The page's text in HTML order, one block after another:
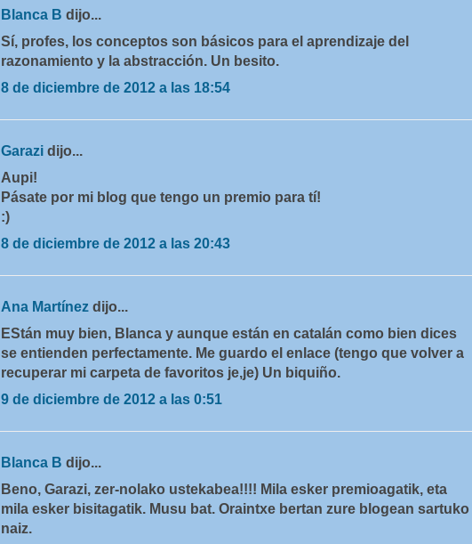
Blanca B dijo...
Sí, profes, los conceptos son básicos para el aprendizaje del
razonamiento y la abstracción. Un besito.
8 de diciembre de 2012 a las 18:54
Garazi dijo...
Aupi!
Pásate por mi blog que tengo un premio para tí!
:)
8 de diciembre de 2012 a las 20:43
Ana Martínez dijo...
EStán muy bien, Blanca y aunque están en catalán como bien dices
se entienden perfectamente. Me guardo el enlace (tengo que volver a
recuperar mi carpeta de favoritos je,je) Un biquiño.
9 de diciembre de 2012 a las 0:51
Blanca B dijo...
Beno, Garazi, zer-nolako ustekabea!!!! Mila esker premioagatik, eta
mila esker bisitagatik. Musu bat. Oraintxe bertan zure blogean sartuko
naiz.